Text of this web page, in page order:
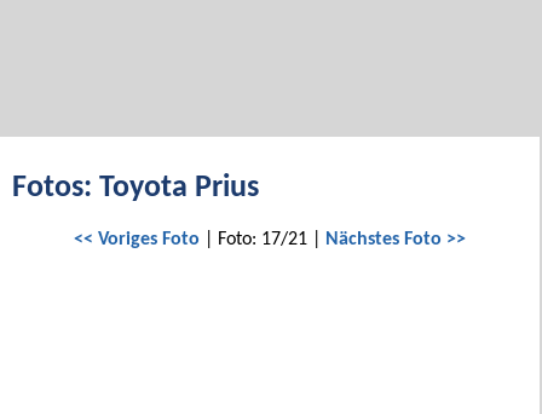
Fotos: Toyota Prius
<< Voriges Foto | Foto: 17/21 | Nächstes Foto >>